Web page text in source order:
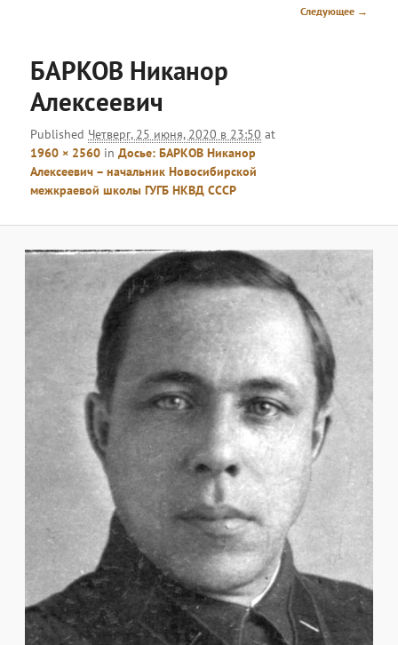
Навигация
Следующее →
БАРКОВ Никанор
Алексеевич
Published Четверг, 25 июня, 2020 в 23:50 at
1960 × 2560 inДосье: БАРКОВ Никанор
Алексеевич – начальник Новосибирской
межкраевой школы ГУГБ НКВД СССР